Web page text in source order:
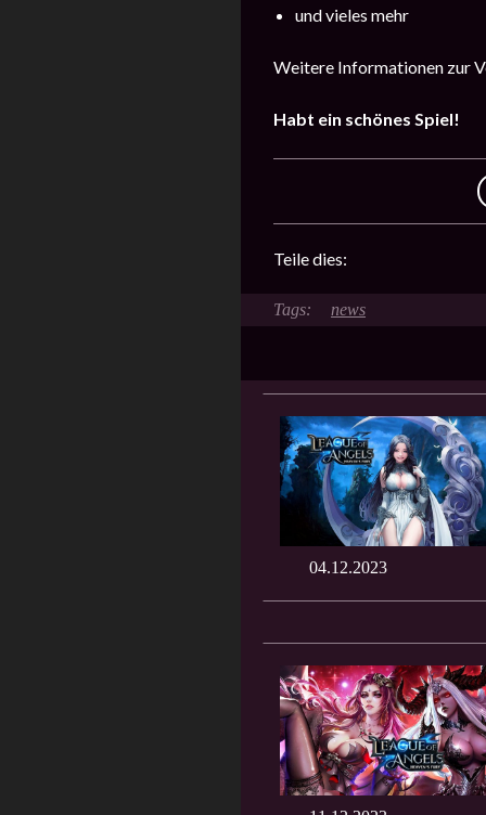
und vieles mehr
Weitere Informationen zur
Habt ein schönes Spiel!
Teile dies:
news
04.12.2023